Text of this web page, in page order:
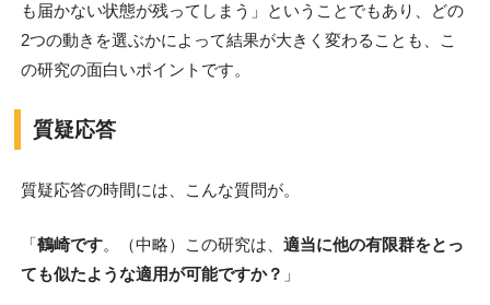
も届かない状態が残ってしまう」ということでもあり、どの
2つの動きを選ぶかによって結果が大きく変わることも、こ
の研究の面白いポイントです。
質疑応答
質疑応答の時間には、こんな質問が。
「鶴崎です。（中略）この研究は、 適当に他の有限群をとっ
ても似たような適用が可能ですか？ 」